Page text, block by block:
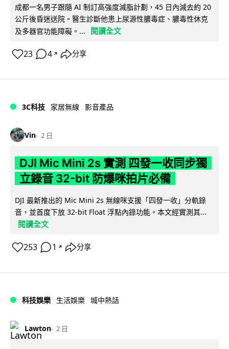
成都一名男子跟隨 AI 制訂高強度減脂計劃，45 日內減去約 20
公斤後昏迷送院。醫生診斷他患上尿源性膿毒症、膿毒性休克
及多器官功能障礙。...
閱讀全文
23 4 ↗ 分享
3C科技 家居無線 影音產品
Vin 2 日
DJI Mic Mini 2s 實測 四發一收同步獨
立錄音 32-bit 防爆咪拍片必備
DJI 最新推出的 Mic Mini 2s 無線咪支援「四發一收」分軌錄
音，並首度下放 32-bit Float 浮點內錄功能。本文經實測其...
閱讀全文
253 1 ↗ 分享
科技娛樂 生活娛樂 城中熱話
Lawton 2 日